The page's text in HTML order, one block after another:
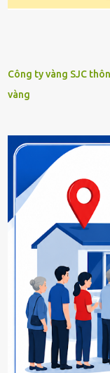
Công ty vàng SJC
vàng